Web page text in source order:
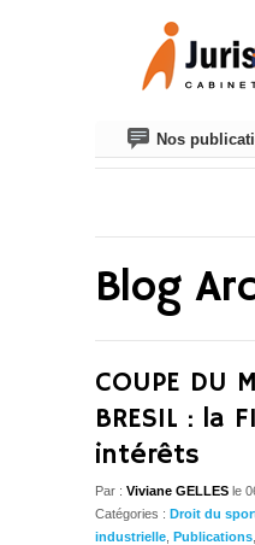
Nos
Blog
COUPE DU
BRESIL : la
intérêts
Par : Viviane GELLES le
Catégories : Droit du
industrielle Publications